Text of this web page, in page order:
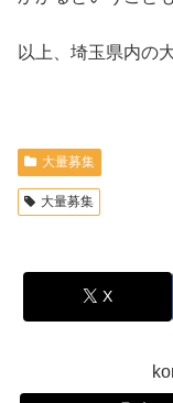
以上、埼玉県内の
大量募集
大量募集
X